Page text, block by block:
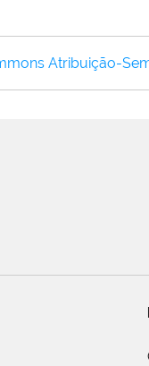
Atribuição-